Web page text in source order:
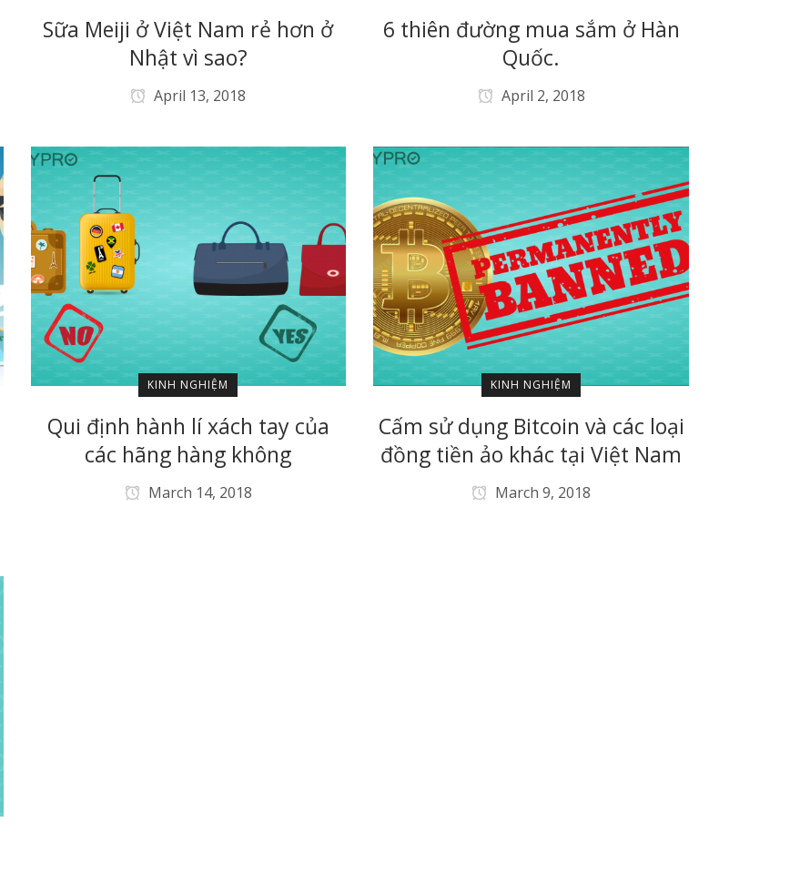
Sữa Meiji ở Việt Nam rẻ hơn ở
Nhật vì sao?
April 13, 2018
6 thiên đường mua sắm ở Hàn
Quốc.
April 2, 2018
KINH NGHIỆM
Qui định hành lí xách tay của
các hãng hàng không
March 14, 2018
KINH NGHIỆM
Cấm sử dụng Bitcoin và các loại
đồng tiền ảo khác tại Việt Nam
March 9, 2018